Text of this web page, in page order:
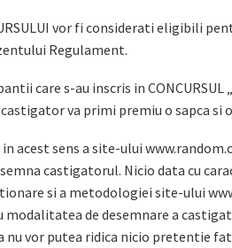
vor fi considerati eligibili
Regulament.
care s-au inscris in CONCURSUL
va primi premiu o sapca
acest sens a site-ului
castigatorul. Nicio data cu
si a metodologiei site-ului
modalitatea de desemnare a
vor putea ridica nicio pretentie